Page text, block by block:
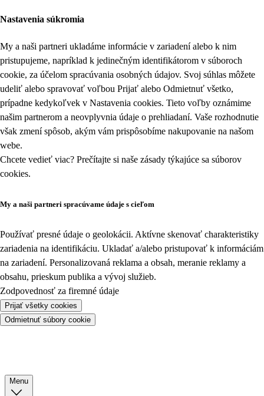
Nastavenia súkromia
My a naši partneri ukladáme informácie v zariadení alebo k nim
pristupujeme, napríklad k jedinečným identifikátorom v súboroch
cookie, za účelom spracúvania osobných údajov. Svoj súhlas môžete
udeliť alebo spravovať voľbou Prijať alebo Odmietnuť všetko,
prípadne kedykoľvek v Nastavenia cookies. Tieto voľby oznámime
našim partnerom a neovplyvnia údaje o prehliadaní. Vaše rozhodnutie
však zmení spôsob, akým vám prispôsobíme nakupovanie na našom
webe.
Chcete vedieť viac? Prečítajte si naše zásady týkajúce sa súborov
cookies.
My a naši partneri spracúvame údaje s cieľom
Používať presné údaje o geolokácii. Aktívne skenovať charakteristiky
zariadenia na identifikáciu. Ukladať a/alebo pristupovať k informáciám
na zariadení. Personalizovaná reklama a obsah, meranie reklamy a
obsahu, prieskum publika a vývoj služieb.
Zodpovednosť za firemné údaje
Prijať všetky cookies
Odmietnuť súbory cookie
Menu